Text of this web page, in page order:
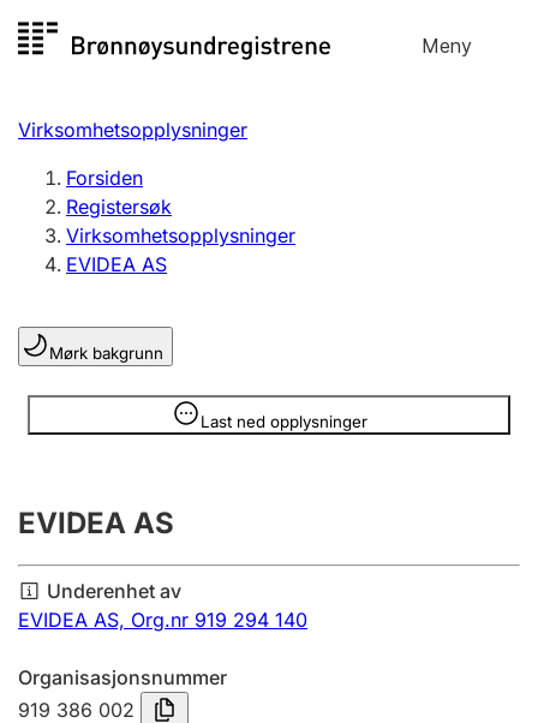
til
Meny
Registersøk
Aksjeselskap
Enkeltpersonforetak
Registrere, endre, slette
Lag og forening
Registrere, endre, slette
Årsregnskap
Innsending og forsinkelsesgebyr
Tinglysing
Virksomhetsopplysninger
Forsiden
Registersøk
Virksomhetsopplysninger
EVIDEA AS
Mørk bakgrunn
Last ned opplysninger
Opplysninger er skjult
EVIDEA AS
Underenhet av
EVIDEA AS, Org.nr 919 294 140
Organisasjonsnummer
919 386 002